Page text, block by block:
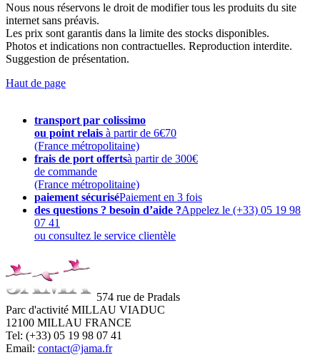
Nous nous réservons le droit de modifier tous les produits du site
internet sans préavis.
Les prix sont garantis dans la limite des stocks disponibles.
Photos et indications non contractuelles. Reproduction interdite.
Suggestion de présentation.
Haut de page
transport par colissimo
ou point relais à partir de 6€70
(France métropolitaine)
frais de port offertsà partir de 300€
de commande
(France métropolitaine)
paiement sécuriséPaiement en 3 fois
des questions ? besoin d’aide ?Appelez le (+33) 05 19 98
07 41
ou consultez le service clientèle
574 rue de Pradals
Parc d'activité MILLAU VIADUC
12100 MILLAU FRANCE
Tel: (+33) 05 19 98 07 41
Email: contact@jama.fr